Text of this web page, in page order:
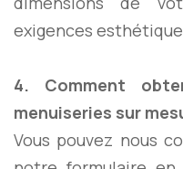
exigences
4. Comment
menuiseries sur
Vous pouvez nous